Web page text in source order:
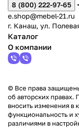
8 (800) 222-97-65
e.shop@mebel-21.ru
г. Канаш, ул.
Каталог
О компании
© Все права
об авторских правах.
вносить изменения в
функциональность и
различиями в